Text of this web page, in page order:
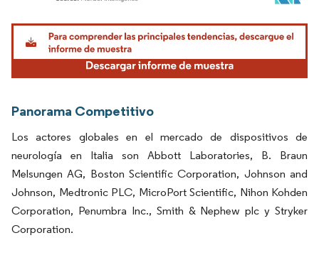
Imagen © Mordor Intelligence. El uso requiere atribución según CC BY 4.0.
Panorama Competitivo
Los actores globales en el mercado de dispositivos de
neurología en Italia son Abbott Laboratories, B. Braun
Melsungen AG, Boston Scientific Corporation, Johnson and
Johnson, Medtronic PLC, MicroPort Scientific, Nihon Kohden
Corporation, Penumbra Inc., Smith & Nephew plc y Stryker
Corporation.